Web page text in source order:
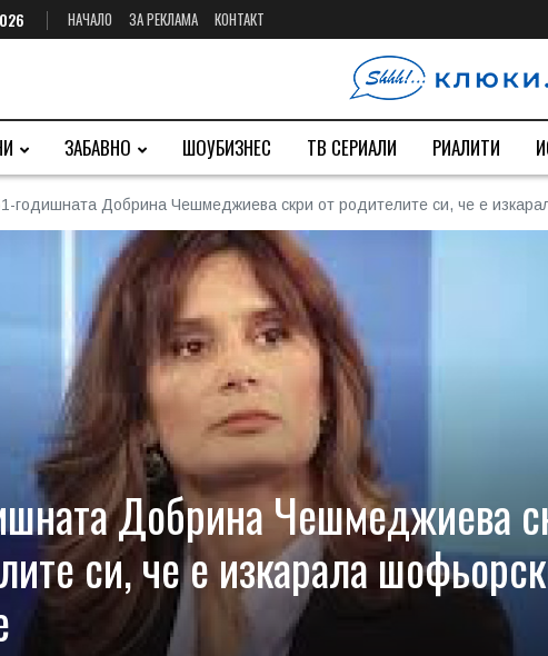
НАЧАЛО ЗА РЕКЛАМА КОНТАКТ
ЗАБАВНО ШОУБИЗНЕС ТВ СЕРИАЛИ РИАЛИТИ
годишната Добрина Чешмеджиева скри от родителите си, че е
Добрина Чешмеджиева
си, че е изкарала